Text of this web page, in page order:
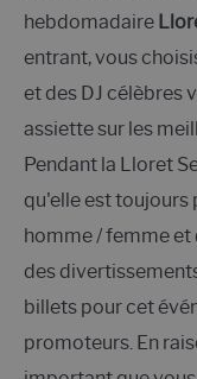
hebdomadaire
entrant, vous
et des DJ célèbres
assiette sur les
Pendant la Lloret
qu'elle est toujours
homme / femme et
des
billets pour cet
promoteurs. En